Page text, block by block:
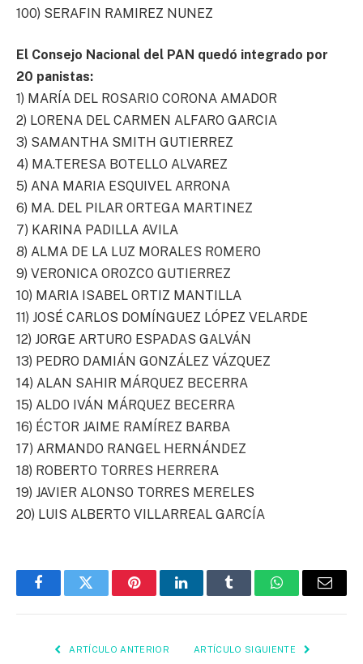
100) SERAFIN RAMIREZ NUNEZ
El Consejo Nacional del PAN quedó integrado por
20 panistas:
1) MARÍA DEL ROSARIO CORONA AMADOR
2) LORENA DEL CARMEN ALFARO GARCIA
3) SAMANTHA SMITH GUTIERREZ
4) MA.TERESA BOTELLO ALVAREZ
5) ANA MARIA ESQUIVEL ARRONA
6) MA. DEL PILAR ORTEGA MARTINEZ
7) KARINA PADILLA AVILA
8) ALMA DE LA LUZ MORALES ROMERO
9) VERONICA OROZCO GUTIERREZ
10) MARIA ISABEL ORTIZ MANTILLA
11) JOSÉ CARLOS DOMÍNGUEZ LÓPEZ VELARDE
12) JORGE ARTURO ESPADAS GALVÁN
13) PEDRO DAMIÁN GONZÁLEZ VÁZQUEZ
14) ALAN SAHIR MÁRQUEZ BECERRA
15) ALDO IVÁN MÁRQUEZ BECERRA
16) ÉCTOR JAIME RAMÍREZ BARBA
17) ARMANDO RANGEL HERNÁNDEZ
18) ROBERTO TORRES HERRERA
19) JAVIER ALONSO TORRES MERELES
20) LUIS ALBERTO VILLARREAL GARCÍA
FacebookTwitter PinterestLinkedInTumblr WhatsAppEmail
ARTÍCULO ANTERIOR ARTÍCULO SIGUIENTE